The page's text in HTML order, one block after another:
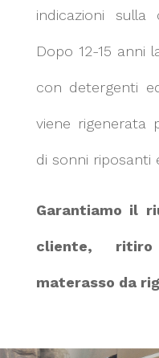
indicazioni sulla
Dopo 12-15 anni
con detergenti
viene rigenerata
di sonni riposanti
Garantiamo il
cliente,
materasso da